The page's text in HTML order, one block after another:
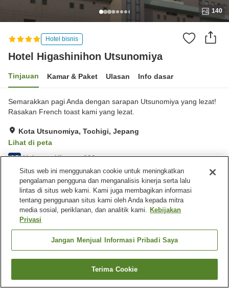
140
Hotel bisnis
Hotel Higashinihon Utsunomiya
Tinjauan Kamar & Paket Ulasan Info dasar
Semarakkan pagi Anda dengan sarapan Utsunomiya yang lezat!
Rasakan French toast kami yang lezat.
Kota Utsunomiya, Tochigi, Jepang
Lihat di peta
4.3 Hebat Ulasan:196
Fasilitas properti
Tempat parkir
Spa / Salon kecantikan
Restoran
Lounge
Jepang Tochigi
Kota Utsunomiya
Hotel Higashinihon Utsunomiya
Cari kamar
Situs web ini menggunakan cookie untuk meningkatkan
pengalaman pengguna dan menganalisis kinerja serta lalu
lintas di situs web kami. Kami juga membagikan informasi
tentang penggunaan situs kami oleh Anda kepada mitra
media sosial, periklanan, dan analitik kami. Kebijakan
Privasi
Jangan Menjual Informasi Pribadi Saya
Terima Cookie